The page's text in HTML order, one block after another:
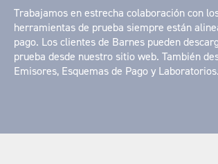
Trabajamos en estrecha colaboración con
herramientas de prueba siempre están
pago. Los clientes de Barnes pueden
prueba desde nuestro sitio web. También
Emisores, Esquemas de Pago y Laboratorios.